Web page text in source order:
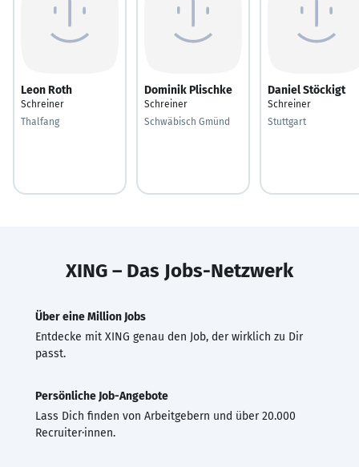
Leon Roth
Schreiner
Thalfang
Dominik Plischke
Schreiner
Schwäbisch Gmünd
Daniel Stöckigt
Schreiner
Stuttgart
XING – Das Jobs-Netzwerk
Über eine Million Jobs
Entdecke mit XING genau den Job, der wirklich zu Dir
passt.
Persönliche Job-Angebote
Lass Dich finden von Arbeitgebern und über 20.000
Recruiter·innen.